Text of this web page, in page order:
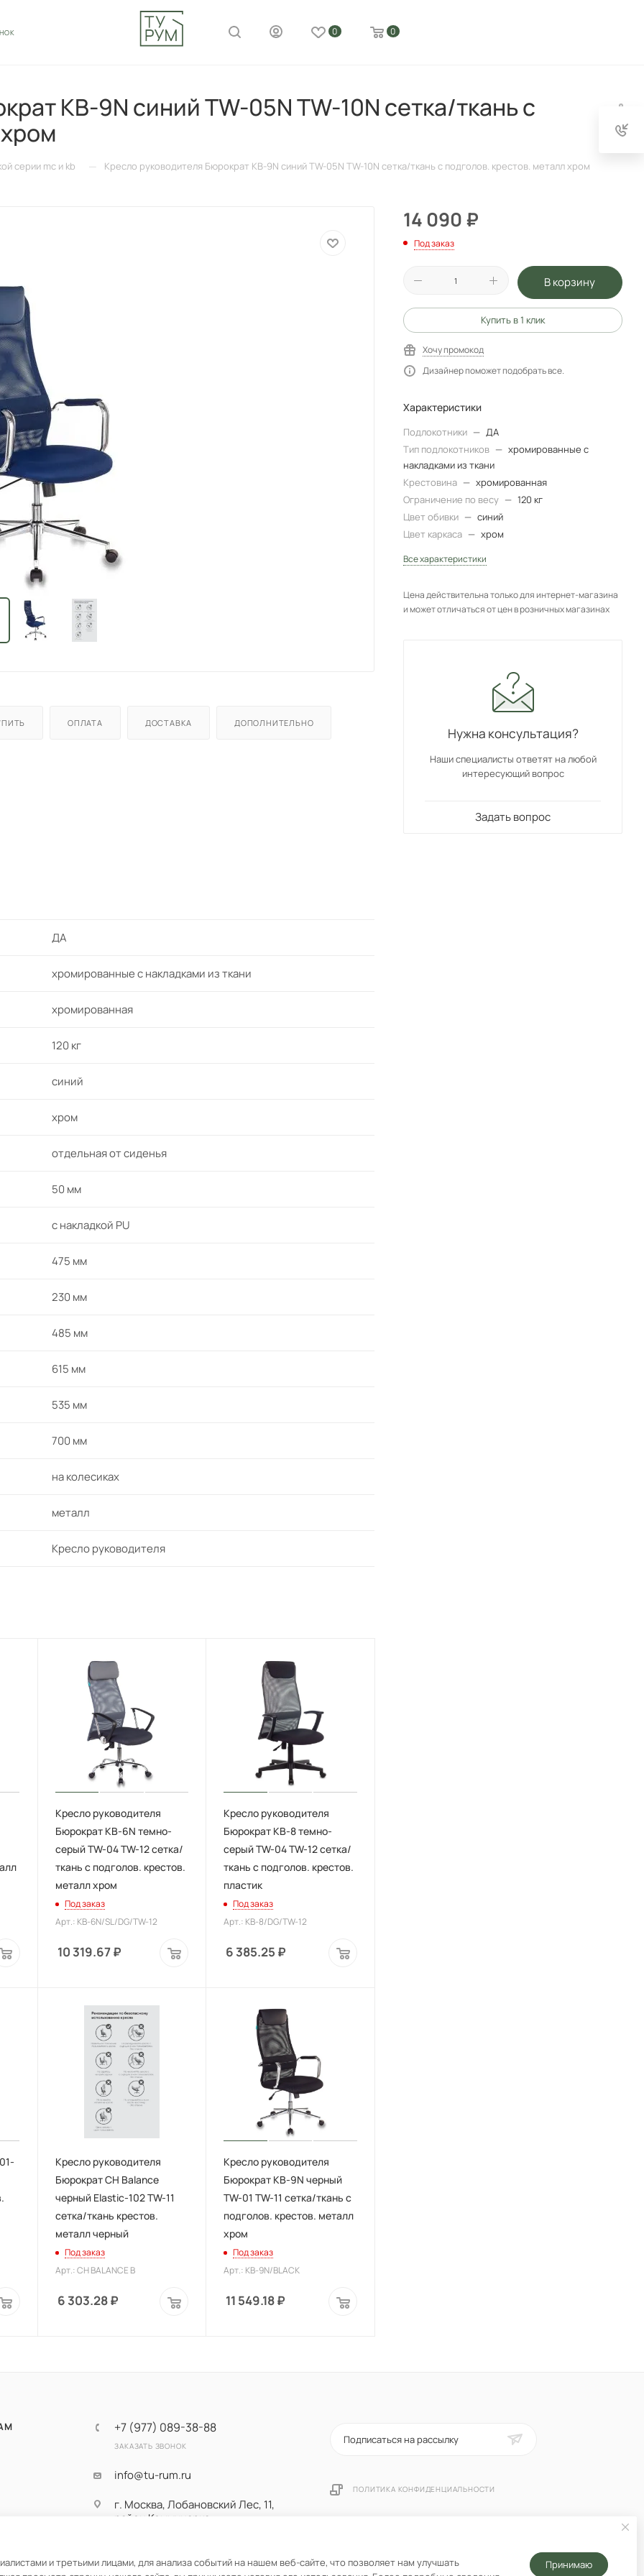
0 0
KB-9N синий TW-05N TW-10N сетка/ткань с
серии mc и kb — Кресло руководителя Бюрократ KB-9N синий TW-05N TW-10N сетка/ткань с подголов. крестов. металл хром
ОПЛАТА ДОСТАВКА ДОПОЛНИТЕЛЬНО
ДА
хромированные с накладками из ткани
хромированная
120 кг
синий
хром
отдельная от сиденья
50 мм
с накладкой PU
475 мм
230 мм
485 мм
615 мм
535 мм
700 мм
на колесиках
металл
Кресло руководителя
Кресло руководителя
Бюрократ KB-6N темно-
серый TW-04 TW-12 сетка/
ткань с подголов. крестов.
металл хром
Под заказ
Арт.: KB-6N/SL/DG/TW-12
10 319.67₽
Кресло руководителя
Бюрократ KB-8 темно-
серый TW-04 TW-12 сетка/
ткань с подголов. крестов.
пластик
Под заказ
Арт.: KB-8/DG/TW-12
6 385.25 ₽
Кресло руководителя
Бюрократ CH Balance
черный Elastic-102 TW-11
сетка/ткань крестов.
металл черный
Под заказ
Арт.: CH BALANCE B
6 303.28₽
Кресло руководителя
Бюрократ KB-9N черный
TW-01 TW-11 сетка/ткань с
подголов. крестов. металл
хром
Под заказ
Арт.: KB-9N/BLACK
11 549.18₽
14 090₽
Под заказ
В корзину
Купить в 1 клик
Хочу промокод
Дизайнер поможет подобрать все.
Характеристики
Подлокотники — ДА
Тип подлокотников — хромированные с
накладками из ткани
Крестовина — хромированная
Ограничение по весу — 120 кг
Цвет обивки — синий
Цвет каркаса — хром
Все характеристики
Цена действительна только для интернет-магазина
и может отличаться от цен в розничных магазинах
Нужна консультация?
Наши специалисты ответят на любой
интересующий вопрос
Задать вопрос
+7 (977) 089-38-88
ЗАКАЗАТЬ ЗВОНОК
info@tu-rum.ru
г. Москва, Лобановский Лес, 11,
район Коммунарка,
Подписаться на рассылку
ПОЛИТИКА КОНФИДЕНЦИАЛЬНОСТИ
и третьими лицами, для анализа событий на нашем веб-сайте, что позволяет нам улучшать
Принимаю